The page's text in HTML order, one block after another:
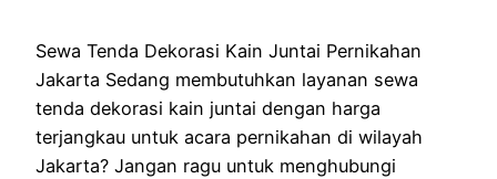
Sewa Tenda Dekorasi Kain Juntai Pernikahan
Jakarta Sedang membutuhkan layanan sewa
tenda dekorasi kain juntai dengan harga
terjangkau untuk acara pernikahan di wilayah
Jakarta? Jangan ragu untuk menghubungi